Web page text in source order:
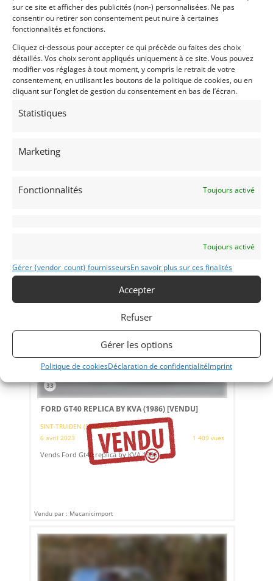
sur ce site et afficher des publicités (non-) personnalisées. Ne pas
consentir ou retirer son consentement peut nuire à certaines
fonctionnalités et fonctions.
Cliquez ci-dessous pour accepter ce qui précède ou faites des choix
détaillés. Vos choix seront appliqués uniquement à ce site. Vous pouvez
modifier vos réglages à tout moment, y compris le retrait de votre
consentement, en utilisant les boutons de la politique de cookies, ou en
cliquant sur l’onglet de gestion du consentement en bas de l’écran.
Statistiques
Marketing
Fonctionnalités Toujours activé
Toujours activé
Gérer {vendor_count} fournisseursEn savoir plus sur ces finalités
Accepter
Refuser
Gérer les options
Politique de cookiesDéclaration de confidentialitéImprint
15
REIMS (FRANCE)
chevaux, Windshot, volant M cuir, sièges sport
33
FORD GT40 REPLICA BY KVA (1986)[VENDU]
SINT-TRUIDEN (BELGIQUE)
6 avril 2023
1 409 vues
Vends Ford Gt40 replica by KVA 1986.
Vendu par : Mecanicimport